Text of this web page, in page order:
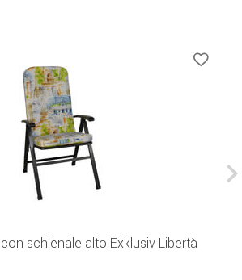
schienale alto Exklusiv Libertà